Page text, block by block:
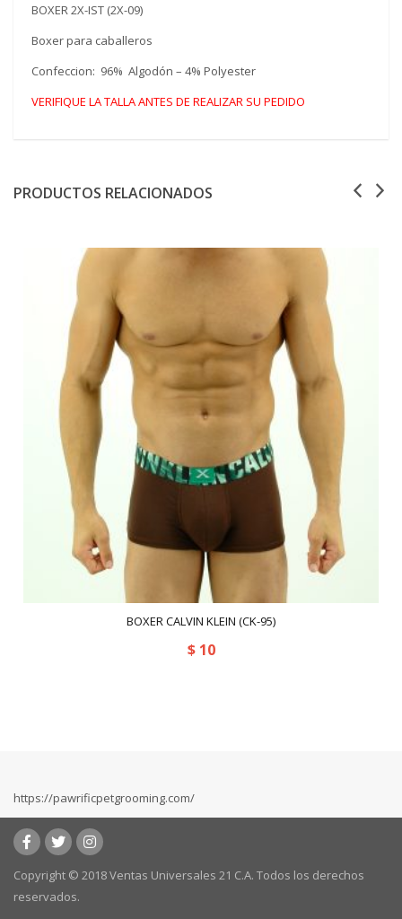
BOXER 2X-IST (2X-09)
Boxer para caballeros
Confeccion: 96% Algodón – 4% Polyester
VERIFIQUE LA TALLA ANTES DE REALIZAR SU PEDIDO
PRODUCTOS RELACIONADOS
BOXER CALVIN KLEIN (CK-95)
$10
https://pawrificpetgrooming.com/
Copyright © 2018 Ventas Universales 21 C.A. Todos los derechos
reservados.